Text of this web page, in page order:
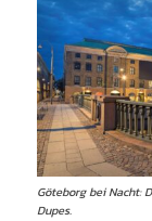
Göteborg bei Nacht:
Dupes.